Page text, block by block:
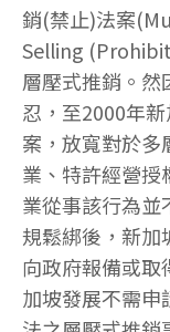
銷(禁止)法案
Selling
層壓式推銷。
忍，至2000年
案，放寬對於多
業、特許經營授
業從事該行為並
規鬆綁後，新加
向政府報備或
加坡發展不需申